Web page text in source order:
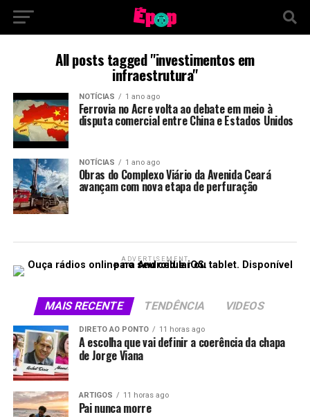
All posts tagged "investimentos em
infraestrutura"
NOTÍCIAS 1 ano ago
Ferrovia no Acre volta ao debate em meio à
disputa comercial entre China e Estados Unidos
NOTÍCIAS 1 ano ago
Obras do Complexo Viário da Avenida Ceará
avançam com nova etapa de perfuração
ADVERTISEMENT
MAIS RECENTE TENDÊNCIA VIDEOS
DIRETO AO PONTO 11 horas ago
A escolha que vai definir a coerência da chapa
de Jorge Viana
ARTIGOS 11 horas ago
Pai nunca morre